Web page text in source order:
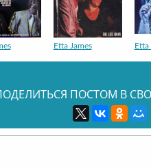
Etta James Etta
ПОСТОМ В